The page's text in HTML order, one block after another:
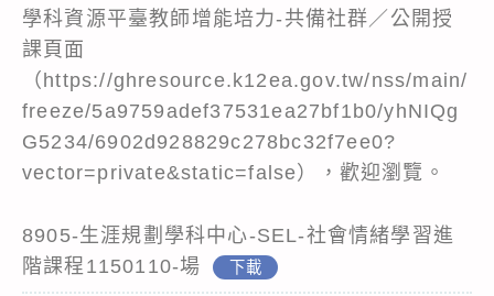
學科資源平臺教師增能培力-共備社群／公開授
課頁面
（https://ghresource.k12ea.gov.tw/nss/main/
freeze/5a9759adef37531ea27bf1b0/yhNIQg
G5234/6902d928829c278bc32f7ee0?
vector=private&static=false），歡迎瀏覽。
8905-生涯規劃學科中心-SEL-社會情緒學習進
階課程1150110-場
下載